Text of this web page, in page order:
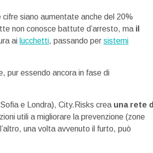
siano aumentate anche del 20%
non conosce battute d’arresto, ma il
ai lucchetti, passando per sistemi
pur essendo ancora in fase di
e Londra), City.Risks crea una rete
utili a migliorare la prevenzione (zone
una volta avvenuto il furto, può